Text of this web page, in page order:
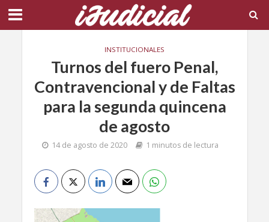
INSTITUCIONALES
Turnos del fuero Penal,
Contravencional y de Faltas
para la segunda quincena
de agosto
14 de agosto de 2020 1 minutos de lectura